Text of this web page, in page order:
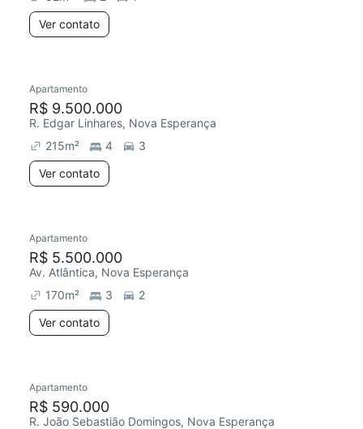
Ver contato
Apartamento
R$ 9.500.000
R. Edgar Linhares, Nova Esperança
215m² 4
3
Ver contato
Apartamento
R$ 5.500.000
Av. Atlântica, Nova Esperança
170m² 3
2
Ver contato
Apartamento
R$ 590.000
R. João Sebastião Domingos, Nova Esperança